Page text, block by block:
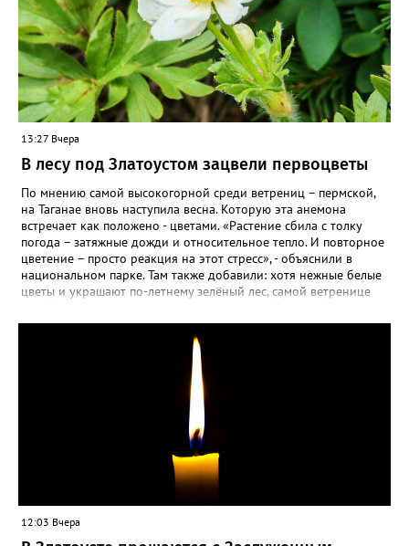
13:27 Вчера
В лесу под Златоустом зацвели первоцветы
По мнению самой высокогорной среди ветрениц – пермской,
на Таганае вновь наступила весна. Которую эта анемона
встречает как положено - цветами. «Растение сбила с толку
погода – затяжные дожди и относительное тепло. И повторное
цветение – просто реакция на этот стресс», - объяснили в
национальном парке. Там также добавили: хотя нежные белые
цветы и украшают по-летнему зелёный лес, самой ветренице
силы перед долгой зимовкой.
12:03 Вчера